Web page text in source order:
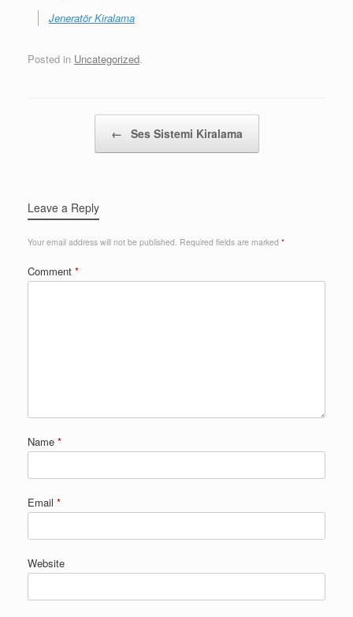
Jeneratör Kiralama
Posted in Uncategorized.
← Ses Sistemi Kiralama
Leave a Reply
Your email address will not be published. Required fields are marked *
Comment *
Name *
Email *
Website